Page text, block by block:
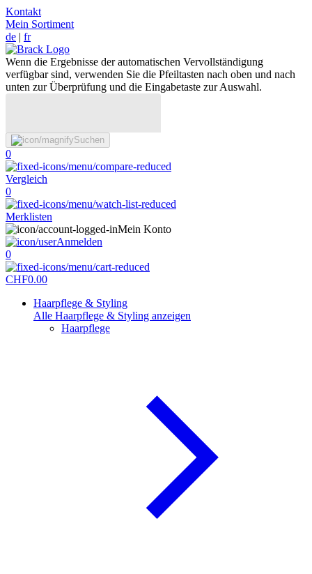
Kontakt
Mein Sortiment
de | fr
Wenn die Ergebnisse der automatischen Vervollständigung
verfügbar sind, verwenden Sie die Pfeiltasten nach oben und nach
unten zur Überprüfung und die Eingabetaste zur Auswahl.
Suchen
0
Vergleich
0
Merklisten
Mein Konto
Anmelden
0
CHF0.00
Haarpflege & Styling
Alle Haarpflege & Styling anzeigen
Haarpflege